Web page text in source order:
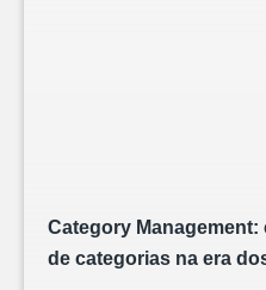
Category
de categorias na era